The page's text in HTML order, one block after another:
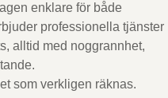
enklare för både
professionella tjänster
alltid med noggrannhet,
som verkligen räknas.